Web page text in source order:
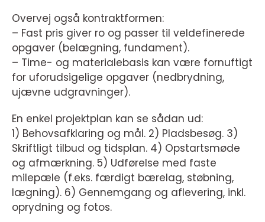
Overvej også kontraktformen:
– Fast pris giver ro og passer til veldefinerede
opgaver (belægning, fundament).
– Time- og materialebasis kan være fornuftigt
for uforudsigelige opgaver (nedbrydning,
ujævne udgravninger).
En enkel projektplan kan se sådan ud:
1) Behovsafklaring og mål. 2) Pladsbesøg. 3)
Skriftligt tilbud og tidsplan. 4) Opstartsmøde
og afmærkning. 5) Udførelse med faste
milepæle (f.eks. færdigt bærelag, støbning,
lægning). 6) Gennemgang og aflevering, inkl.
oprydning og fotos.